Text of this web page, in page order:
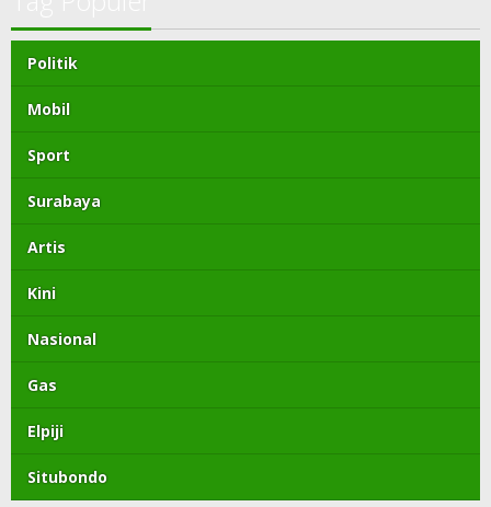
Politik
Mobil
Sport
Surabaya
Artis
Kini
Nasional
Gas
Elpiji
Situbondo